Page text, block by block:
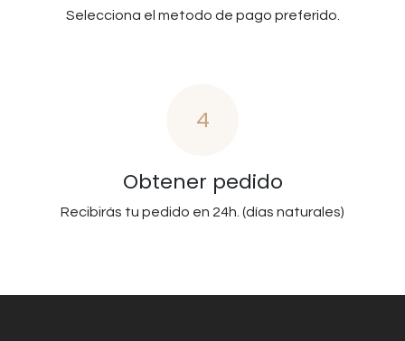
Selecciona el metodo de pago preferido.
4
Obtener pedido
Recibirás tu pedido en 24h. (días naturales)